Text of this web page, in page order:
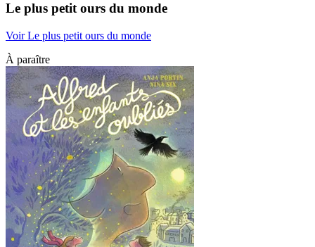
Le plus petit ours du monde
Voir Le plus petit ours du monde
À paraître